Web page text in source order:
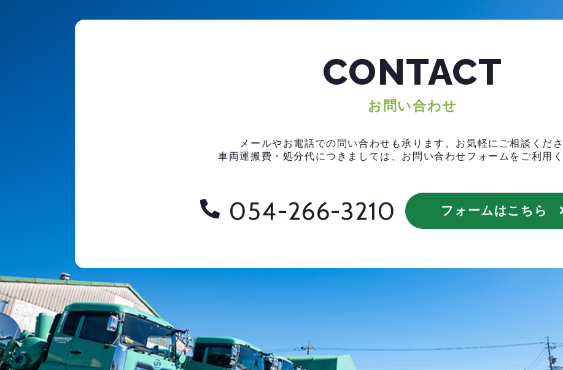
CONTACT
お問い合わせ
メールやお電話での問い合わせも承ります。お気軽にご相談くださ
車両運搬費・処分代につきましては、お問い合わせフォームをご利用く
054-266-3210 フォームはこちら